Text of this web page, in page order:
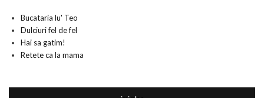
Bucataria lu' Teo
Dulciuri fel de fel
Hai sa gatim!
Retete ca la mama